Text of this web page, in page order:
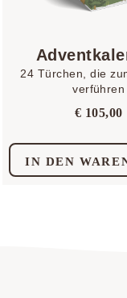
24 Türchen, die
verführen
€ 105,00
IN DEN